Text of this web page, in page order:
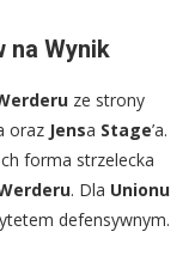
na Wynik
ze strony
oraz Jensa Stage’a.
forma strzelecka
. Dla Unionu
defensywnym.